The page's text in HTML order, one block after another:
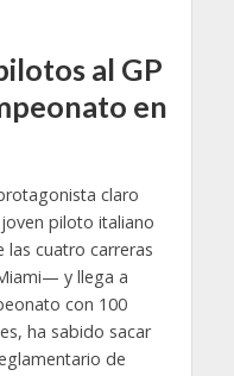
al GP
en
claro
piloto italiano
las cuatro carreras
y llega a
con 100
ha sabido sacar
de